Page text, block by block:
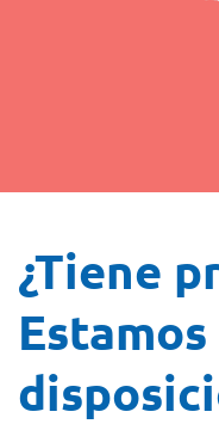
¿Tiene
Estamos